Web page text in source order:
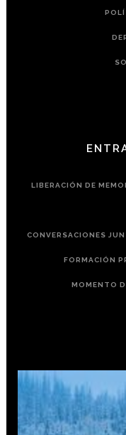
LIBERACIÓN DE
CONVERSACIONES
FORMACIÓN
MOMENTO